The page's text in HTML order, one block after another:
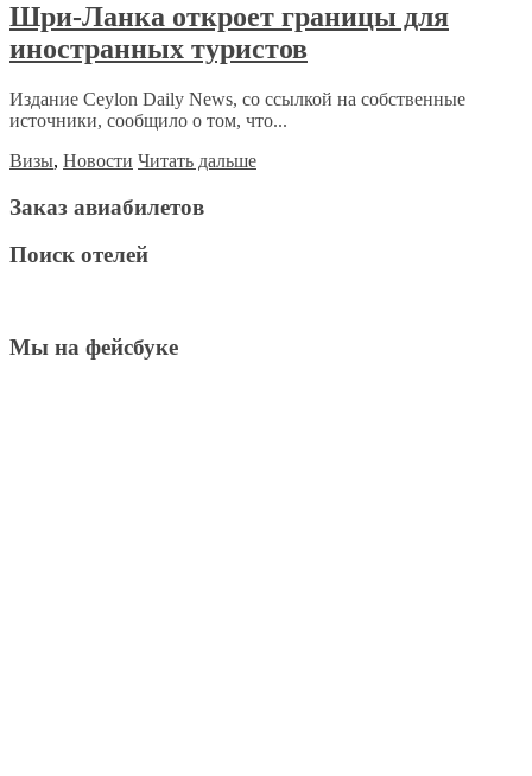
Шри-Ланка откроет границы для
иностранных туристов
Издание Ceylon Daily News, со ссылкой на собственные
источники, сообщило о том, что...
Визы, Новости Читать дальше
Заказ авиабилетов
Поиск отелей
Мы на фейсбуке